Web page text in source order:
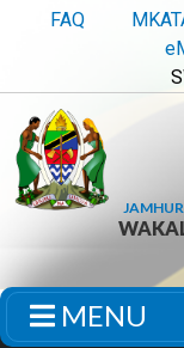
FAQ
MENU